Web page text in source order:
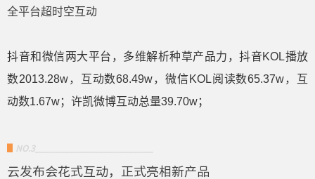
全平台超时空互动
抖音和微信两大平台，多维解析种草产品力，抖音KOL播放
数2013.28w，互动数68.49w，微信KOL阅读数65.37w，互
动数1.67w；许凯微博互动总量39.70w；
NO.3________________________
云发布会花式互动，正式亮相新产品